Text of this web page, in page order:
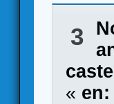
3
« en: